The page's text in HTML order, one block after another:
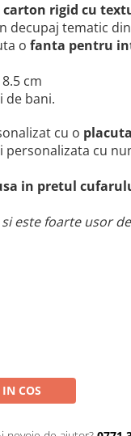
carton rigid cu
decupaj tematic
o fanta pentru
cm
de bani.
cu o
personalizata cu
in pretul
este foarte usor
COS